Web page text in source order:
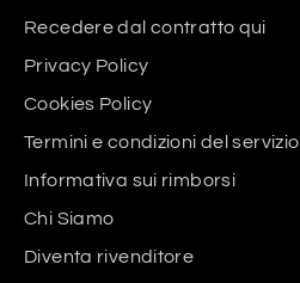
Recedere dal contratto qui
Privacy Policy
Cookies Policy
Termini e condizioni del servizio
Informativa sui rimborsi
Chi Siamo
Diventa rivenditore